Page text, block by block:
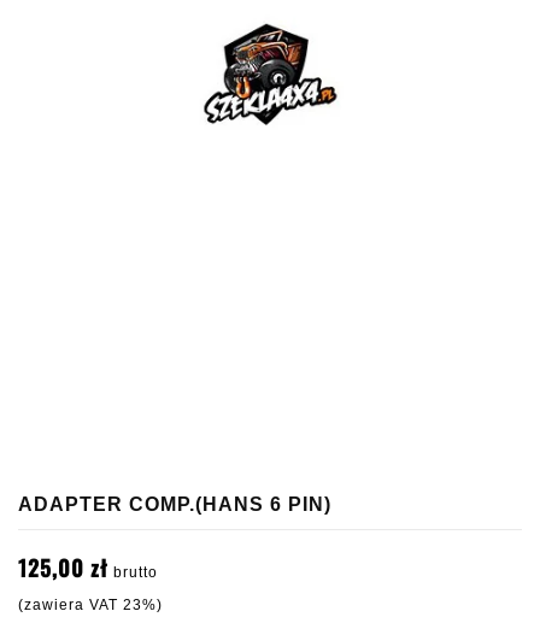
ADAPTER COMP.(HANS 6 PIN)
125,00 zł brutto
(zawiera VAT 23%)